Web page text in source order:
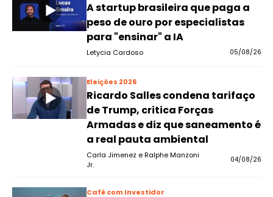
A startup brasileira que paga a
peso de ouro por especialistas
para "ensinar" a IA
Letycia Cardoso 05/08/26
Eleições 2026
Ricardo Salles condena tarifaço
de Trump, critica Forças
Armadas e diz que saneamento é
a real pauta ambiental
Carla Jimenez e Ralphe Manzoni
Jr.
04/08/26
Café com Investidor